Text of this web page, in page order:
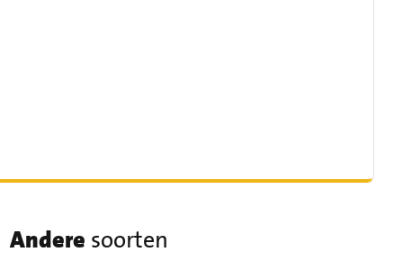
Andere soorten